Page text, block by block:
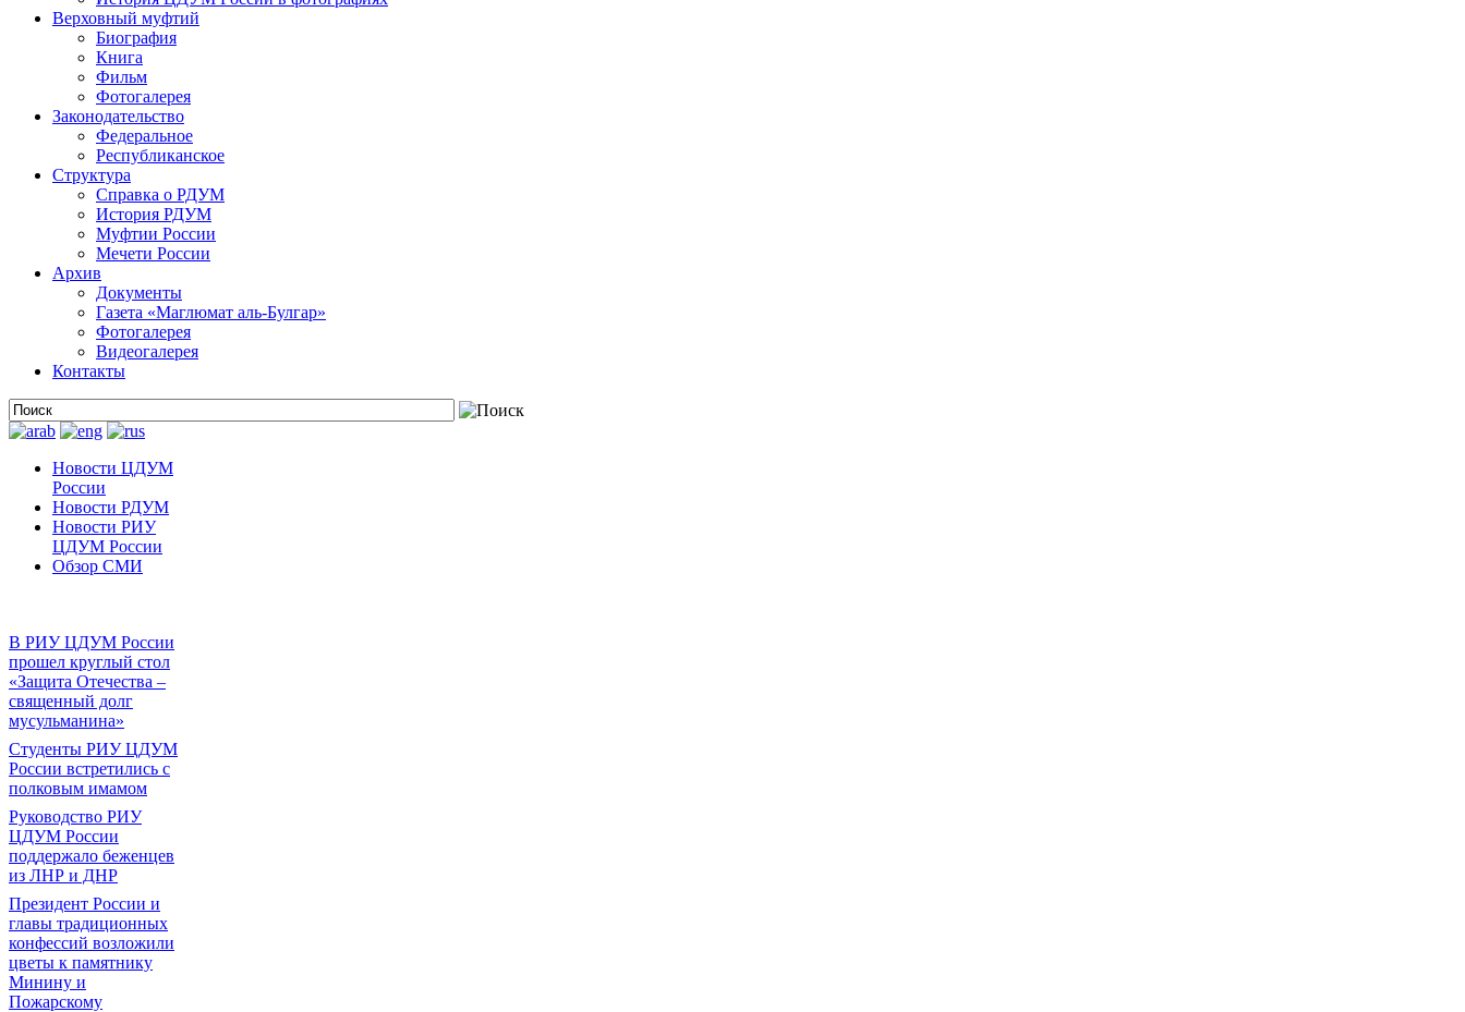
Верховный муфтий
Биография
Книга
Фильм
Фотогалерея
Законодательство
Федеральное
Республиканское
Структура
Справка о РДУМ
История РДУМ
Муфтии России
Мечети России
Архив
Документы
Газета «Маглюмат аль-Булгар»
Фотогалерея
Видеогалерея
Контакты
Новости ЦДУМ
России
Новости РДУМ
Новости РИУ
ЦДУМ России
Обзор СМИ
В РИУ ЦДУМ России
прошел круглый стол
«Защита Отечества –
священный долг
мусульманина»
Студенты РИУ ЦДУМ
России встретились с
полковым имамом
Руководство РИУ
ЦДУМ России
поддержало беженцев
из ЛНР и ДНР
Президент России и
главы традиционных
конфессий возложили
цветы к памятнику
Минину и
Пожарскому